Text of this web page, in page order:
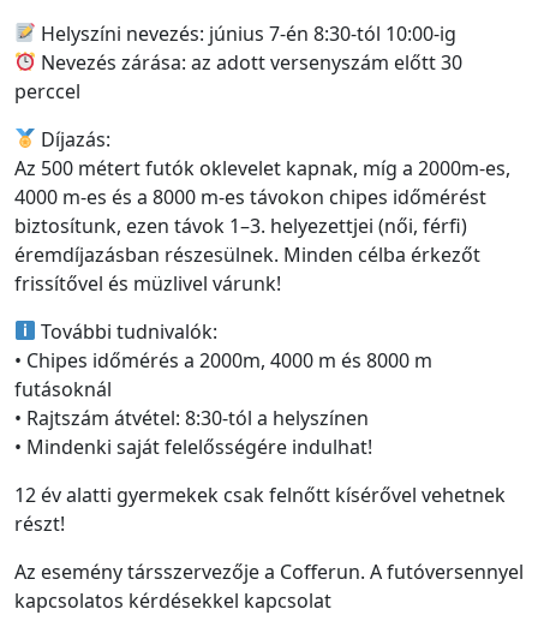
Helyszíni nevezés: június 7-én 8:30-tól 10:00-ig
Nevezés zárása: az adott versenyszám előtt 30
perccel
Díjazás:
Az 500 métert futók oklevelet kapnak, míg a 2000m-es,
4000 m-es és a 8000 m-es távokon chipes időmérést
biztosítunk, ezen távok 1–3. helyezettjei (női, férfi)
éremdíjazásban részesülnek. Minden célba érkezőt
frissítővel és müzlivel várunk!
További tudnivalók:
• Chipes időmérés a 2000m, 4000 m és 8000 m
futásoknál
• Rajtszám átvétel: 8:30-tól a helyszínen
• Mindenki saját felelősségére indulhat!
12 év alatti gyermekek csak felnőtt kísérővel vehetnek
részt!
Az esemény társszervezője a Cofferun. A futóversennyel
kapcsolatos kérdésekkel kapcsolat